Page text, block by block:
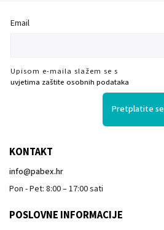
Email
Upisom e-maila slažem se s
uvjetima zaštite osobnih podataka
Pretplatite se
KONTAKT
info@pabex.hr
Pon - Pet: 8:00 – 17:00 sati
POSLOVNE INFORMACIJE